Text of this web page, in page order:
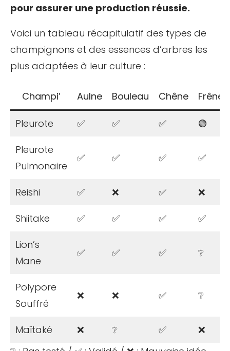
pour assurer une production réussie.
Voici un tableau récapitulatif des types de
champignons et des essences d’arbres les
plus adaptées à leur culture :
Champi’ Aulne Bouleau Chêne Frêne
Pleurote ✅ ✅ ✅ 🟢
Pleurote
Pulmonaire
✅ ✅ ✅ ✅
Reishi ✅ ❌ ✅ ❌
Shiitake ✅ ✅ ✅ ✅
Lion’s
Mane
✅ ✅ ✅ ❔
Polypore
Souffré
❌ ❌ ✅ ❔
Maïtaké ❌ ❔ ✅
❌